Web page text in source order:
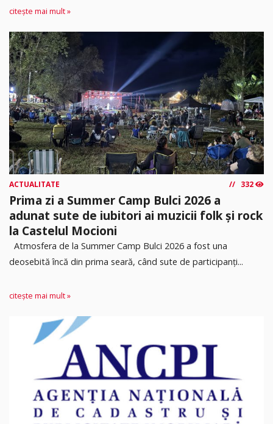
citește mai mult »
ACTUALITATE 332
Prima zi a Summer Camp Bulci 2026 a
adunat sute de iubitori ai muzicii folk și rock
la Castelul Mocioni
Atmosfera de la Summer Camp Bulci 2026 a fost una
deosebită încă din prima seară, când sute de participanți...
citește mai mult »